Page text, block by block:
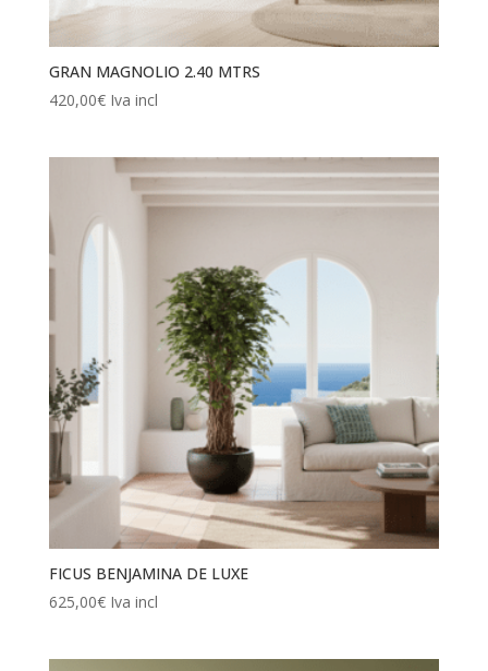
GRAN MAGNOLIO 2.40 MTRS
420,00€ Iva incl
FICUS BENJAMINA DE LUXE
625,00€ Iva incl